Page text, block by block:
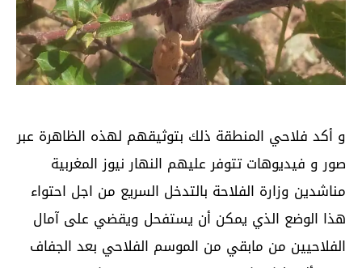
و أكد فلاحي المنطقة ذلك بتوثيقهم لهذه الظاهرة عبر
صور و فيديوهات تتوفر عليهم النهار نيوز المغربية
مناشدين وزارة الفلاحة بالتدخل السريع من اجل احتواء
هذا الوضع الذي يمكن أن يستفحل ويقضي على آمال
الفلاحيين من مابقي من الموسم الفلاحي بعد الجفاف